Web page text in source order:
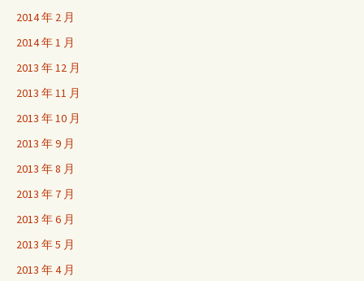
2014 年 2 月
2014 年 1 月
2013 年 12 月
2013 年 11 月
2013 年 10 月
2013 年 9 月
2013 年 8 月
2013 年 7 月
2013 年 6 月
2013 年 5 月
2013 年 4 月